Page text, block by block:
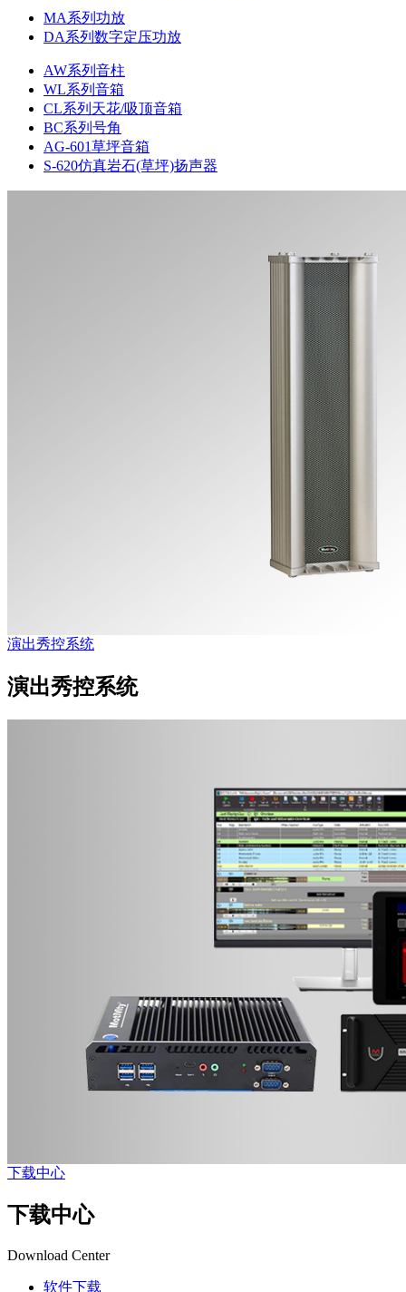
MA系列功放
DA系列数字定压功放
AW系列音柱
WL系列音箱
CL系列天花/吸顶音箱
BC系列号角
AG-601草坪音箱
S-620仿真岩石(草坪)扬声器
演出秀控系统
演出秀控系统
下载中心
下载中心
Download Center
软件下载